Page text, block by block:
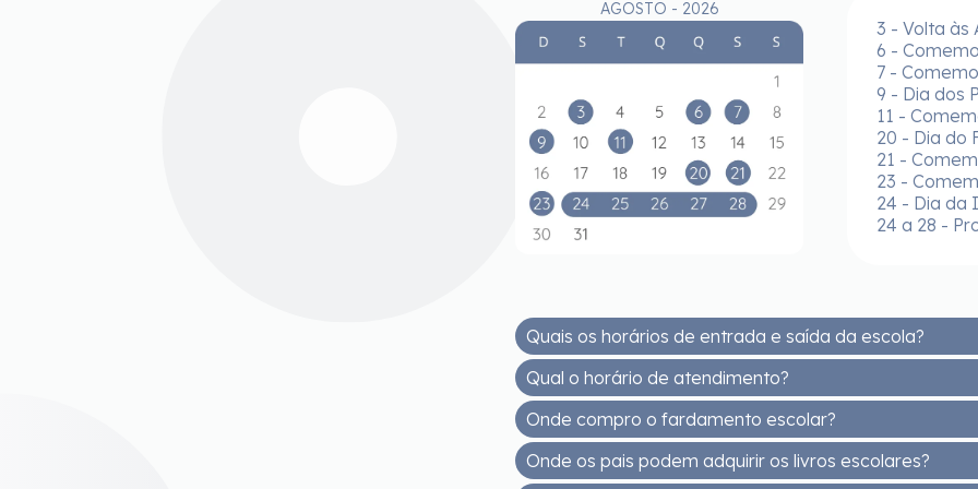
AGOSTO - 2026
3 - Volta às
6 -
7 -
9 - Dia dos
11 -
20 - Dia do
21 -
23 -
24 - Dia da
24 a 28 -
Quais os horários de entrada e saída da escola?
EDUCAÇÃO INFANTIL - MANHÃ
Entrada: 7h30 às 8h
Saída: 11h30
EDUCAÇÃO INFANTIL - TARDE
Qual o horário de atendimento?
De segunda a sexta, das 8h às 12h e das 14h às
Onde compro o fardamento escolar?
Você pode comprar na Malharia Estrela (Rua Getúlio
Onde os pais podem adquirir os livros escolares?